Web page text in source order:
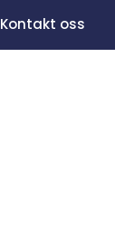
Kontakt oss